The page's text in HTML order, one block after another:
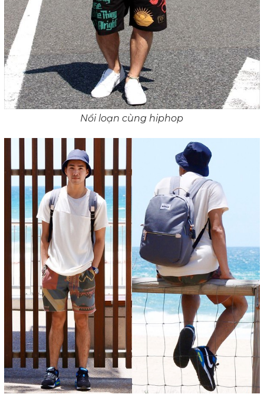
Nổi loạn cùng hiphop